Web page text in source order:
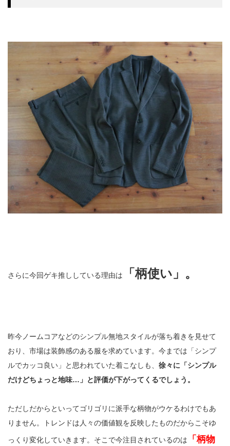
さらに今回ゲキ推ししている理由は 「柄使い」。
昨今ノームコアなどのシンプル無地スタイルが落ち着きを見せて
おり、市場は装飾感のある服を求めています。今までは「シンプ
ルでカッコ良い」と思われていた着こなしも、 徐々に「シンプル
だけどちょっと地味…」と評価が下がってくるでしょう。
ただしだからといってゴリゴリに派手な柄物がウケるわけでもあ
りません。トレンドは人々の価値観を反映したものだからこそゆ
っくり変化していきます。そこで今注目されているのは
「柄物